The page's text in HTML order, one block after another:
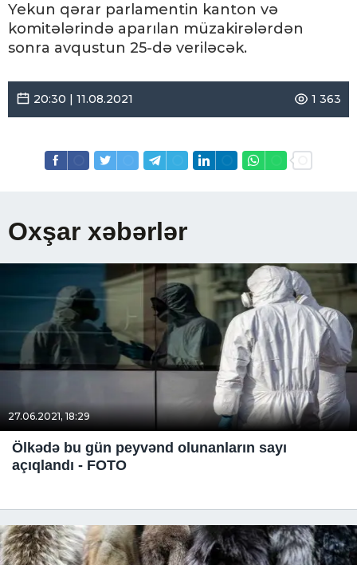
Yekun qərar parlamentin kanton və
komitələrində aparılan müzakirələrdən
sonra avqustun 25-də veriləcək.
20:30 | 11.08.2021 1 363
Oxşar xəbərlər
27.06.2021, 18:29
Ölkədə bu gün peyvənd olunanların sayı
açıqlandı - FOTO